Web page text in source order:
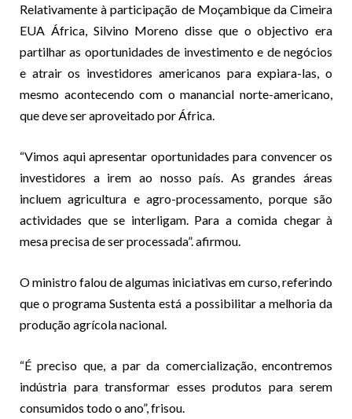
Relativamente à participação de Moçambique da Cimeira
EUA África, Silvino Moreno disse que o objectivo era
partilhar as oportunidades de investimento e de negócios
e atrair os investidores americanos para expiara-las, o
mesmo acontecendo com o manancial norte-americano,
que deve ser aproveitado por África.
“Vimos aqui apresentar oportunidades para convencer os
investidores a irem ao nosso país. As grandes áreas
incluem agricultura e agro-processamento, porque são
actividades que se interligam. Para a comida chegar à
mesa precisa de ser processada”. afirmou.
O ministro falou de algumas iniciativas em curso, referindo
que o programa Sustenta está a possibilitar a melhoria da
produção agrícola nacional.
“É preciso que, a par da comercialização, encontremos
indústria para transformar esses produtos para serem
consumidos todo o ano”, frisou.